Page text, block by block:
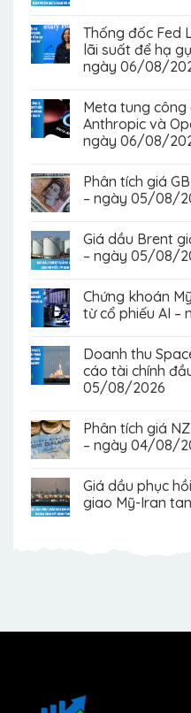
Thống đốc Fed
lãi suất để hạ
ngày 06/08/
Meta tung công
Anthropic và
ngày 06/08/
Phân tích giá
– ngày 05/08/
Giá dầu Brent
– ngày 05/08/
Chứng khoán
từ cổ phiếu AI
Doanh thu
cáo tài chính
05/08/2026
Phân tích giá
– ngày 04/08/
Giá dầu phục
giao Mỹ-Iran